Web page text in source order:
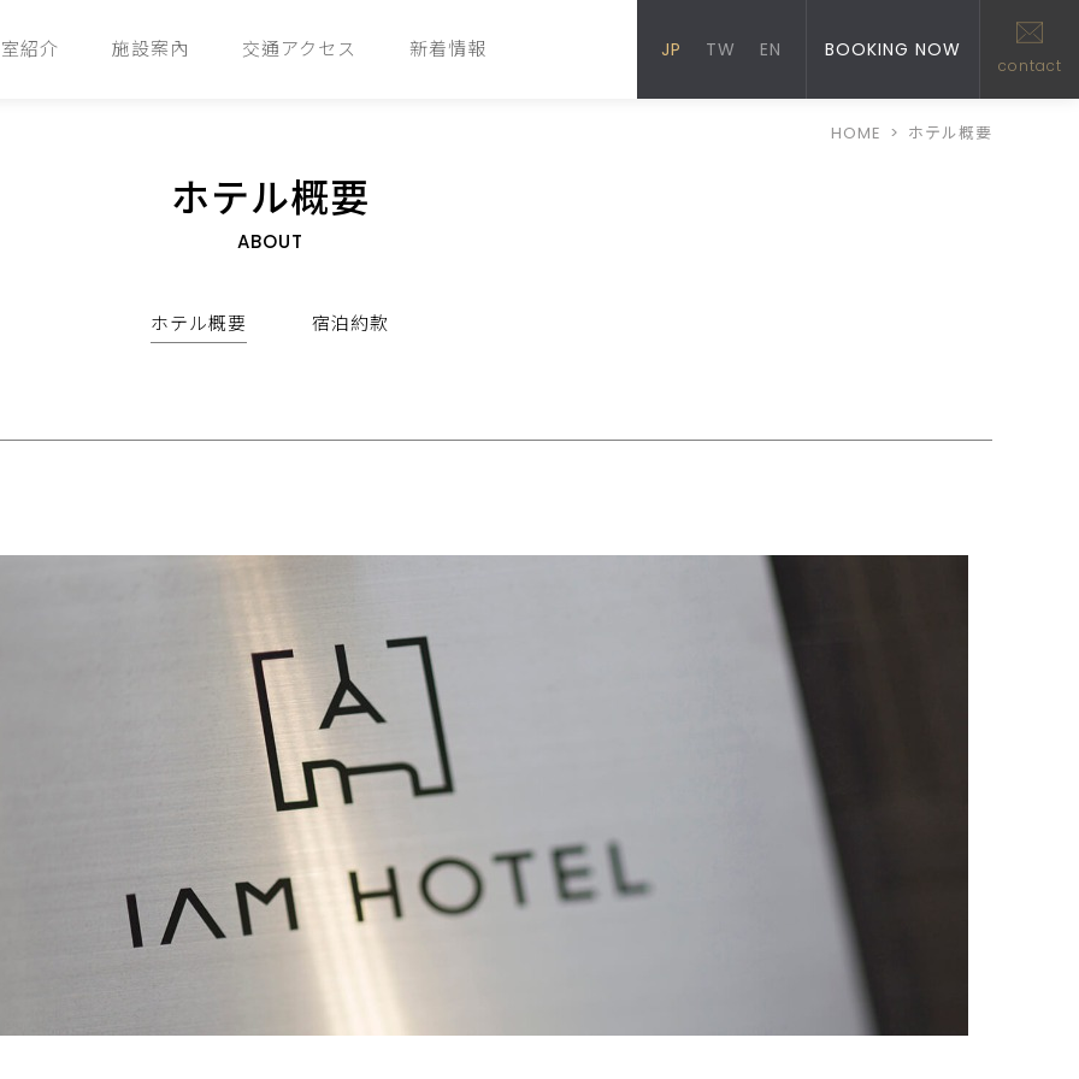
紹介 施設案內 交通アクセス 新着情報 JP TW EN BOOKING NOW
contact
HOME > ホテル概要
ホテル概要
ABOUT
ホテル概要 宿泊約款